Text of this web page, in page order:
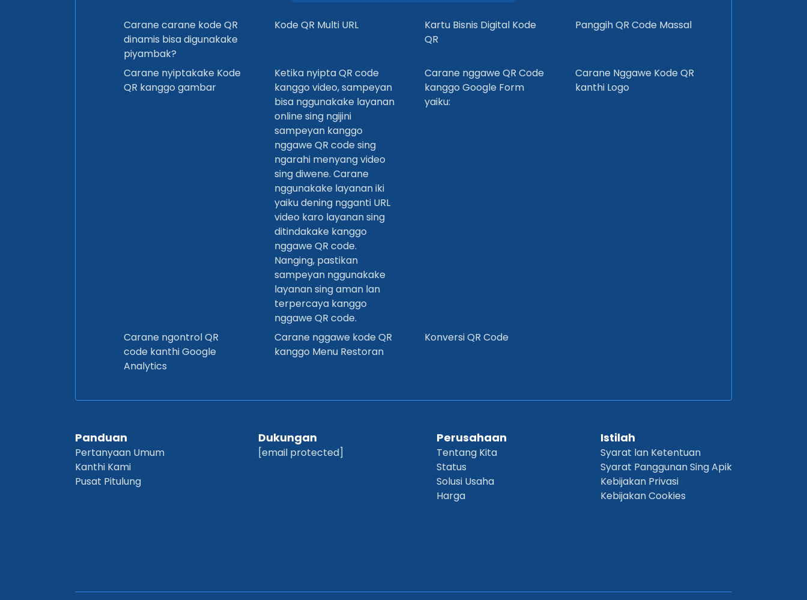
Carane carane kode QR
dinamis bisa digunakake
piyambak?
Kode QR Multi URL
Kartu Bisnis Digital Kode
QR
Panggih QR Code Massal
Carane nyiptakake Kode
QR kanggo gambar
Ketika nyipta QR code
kanggo video, sampeyan
bisa nggunakake layanan
online sing ngijini
sampeyan kanggo
nggawe QR code sing
ngarahi menyang video
sing diwene. Carane
nggunakake layanan iki
yaiku dening ngganti URL
video karo layanan sing
ditindakake kanggo
nggawe QR code.
Nanging, pastikan
sampeyan nggunakake
layanan sing aman lan
terpercaya kanggo
nggawe QR code.
Carane nggawe QR Code
kanggo Google Form
yaiku:
Carane Nggawe Kode QR
kanthi Logo
Carane ngontrol QR
code kanthi Google
Analytics
Carane nggawe kode QR
kanggo Menu Restoran
Konversi QR Code
Panduan
Pertanyaan Umum
Kanthi Kami
Pusat Pitulung
Dukungan
[email protected]
Perusahaan
Tentang Kita
Status
Solusi Usaha
Harga
Istilah
Syarat lan Ketentuan
Syarat Panggunan Sing Apik
Kebijakan Privasi
Kebijakan Cookies